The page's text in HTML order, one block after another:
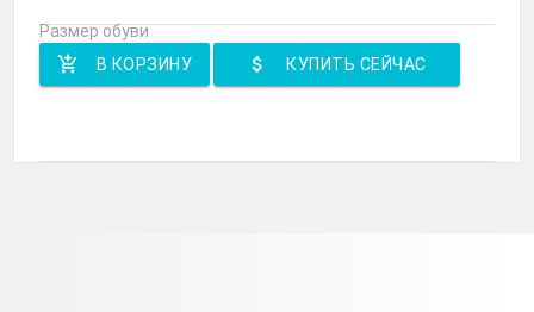
Размер обуви
В КОРЗИНУ
add_shopping_cart КУПИТЬ СЕЙЧАС
attach_money